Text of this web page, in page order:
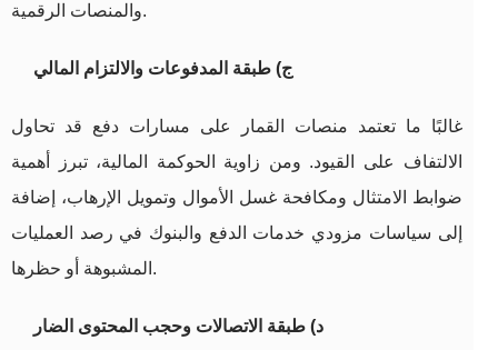
والمنصات الرقمية.
ج) طبقة المدفوعات والالتزام المالي
غالبًا ما تعتمد منصات القمار على مسارات دفع قد تحاول
الالتفاف على القيود. ومن زاوية الحوكمة المالية، تبرز أهمية
ضوابط الامتثال ومكافحة غسل الأموال وتمويل الإرهاب، إضافة
إلى سياسات مزودي خدمات الدفع والبنوك في رصد العمليات
المشبوهة أو حظرها.
د) طبقة الاتصالات وحجب المحتوى الضار